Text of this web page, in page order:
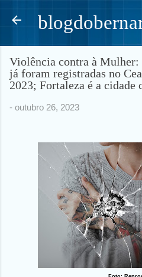
Pular para o
Violência contra à Mulher:
já foram registradas no
2023; Fortaleza é a cidade
- outubro 26, 2023